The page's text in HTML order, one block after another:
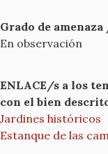
Grado de
En observación
ENLACE/s a los
con el bien
Jardines históricos
Estanque de las